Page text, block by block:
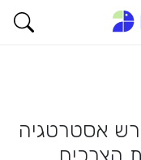
אסטרטגיה